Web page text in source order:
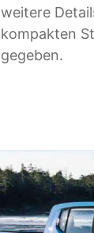
weitere
kompakten
gegeben.